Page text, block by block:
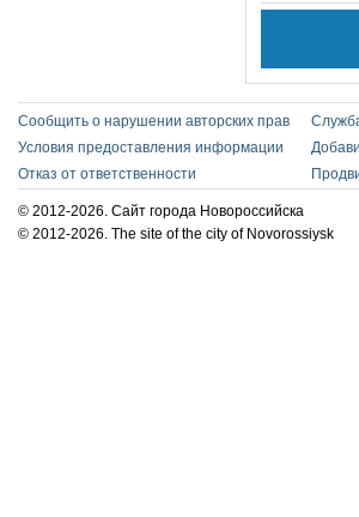
Сообщить о нарушении авторских прав
Условия предоставления информации
Отказ от ответственности
© 2012-2026. Сайт города Новороссийска
© 2012-2026. The site of the city of Novorossiysk